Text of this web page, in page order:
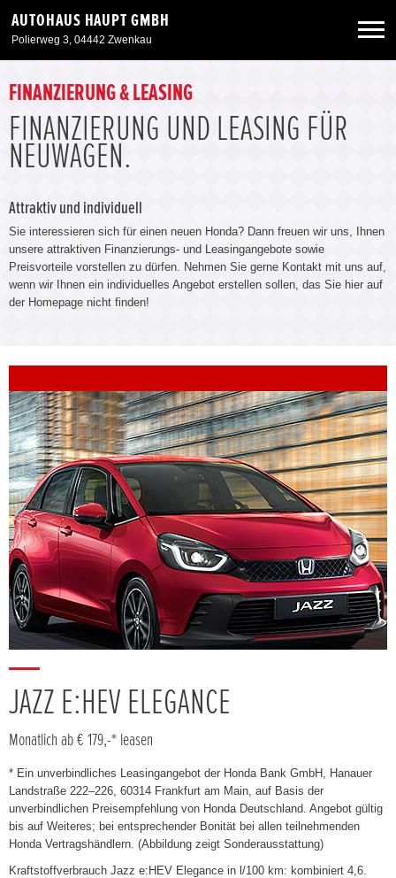
AUTOHAUS HAUPT GMBH
Polierweg 3, 04442 Zwenkau
Neuwagen
Gebrauchtwagen
Service & Zubehör
Unser Autohaus
FINANZIERUNG & LEASING
FINANZIERUNG UND LEASING FÜR
NEUWAGEN.
Attraktiv und individuell
Sie interessieren sich für einen neuen Honda? Dann freuen wir uns, Ihnen
unsere attraktiven Finanzierungs- und Leasingangebote sowie
Preisvorteile vorstellen zu dürfen. Nehmen Sie gerne Kontakt mit uns auf,
wenn wir Ihnen ein individuelles Angebot erstellen sollen, das Sie hier auf
der Homepage nicht finden!
JAZZ E:HEV ELEGANCE
Monatlich ab € 179,-* leasen
* Ein unverbindliches Leasingangebot der Honda Bank GmbH, Hanauer
Landstraße 222–226, 60314 Frankfurt am Main, auf Basis der
unverbindlichen Preisempfehlung von Honda Deutschland. Angebot gültig
bis auf Weiteres; bei entsprechender Bonität bei allen teilnehmenden
Honda Vertragshändlern. (Abbildung zeigt Sonderausstattung)
Kraftstoffverbrauch Jazz e:HEV Elegance in l/100 km: kombiniert 4,6.